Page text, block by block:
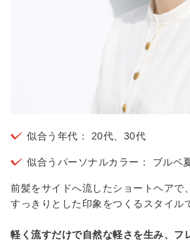
似合う年代： 20代、30代
似合うパーソナルカラー： ブルベ
前髪をサイドへ流したショートヘアで
すっきりとした印象をつくるスタイル
軽く流すだけで自然な軽さを生み、フ